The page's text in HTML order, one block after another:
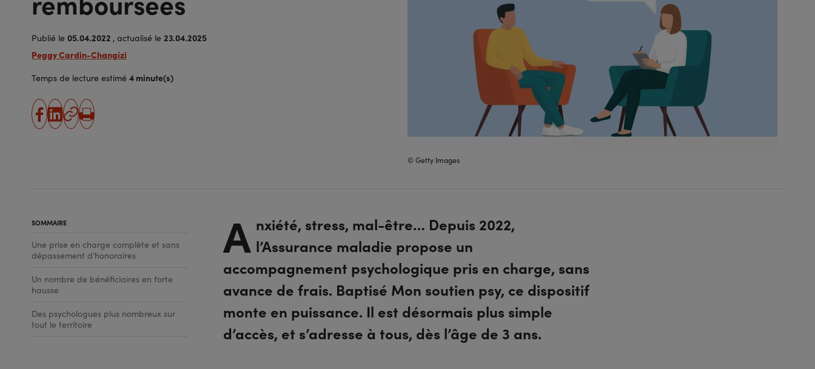
Publié le 05.04.2022 , actualisé le 23.04.2025
Peggy Cardin-Changizi
Temps de lecture estimé 4 minute(s)
partager
partager
Copier
Imprimer
© Getty Images
SOMMAIRE
Une prise en charge complète et sans
dépassement d’honoraires
Un nombre de bénéficiaires en forte
hausse
Des psychologues plus nombreux sur
tout le territoire
A nxiété, stress, mal-être… Depuis 2022,
l’Assurance maladie propose un
accompagnement psychologique pris en charge, sans
avance de frais. Baptisé Mon soutien psy, ce dispositif
monte en puissance. Il est désormais plus simple
d’accès, et s’adresse à tous, dès l’âge de 3 ans.